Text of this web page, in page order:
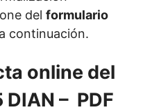
del formulario
continuación.
online del
– PDF